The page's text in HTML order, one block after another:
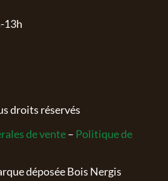
13h
droits réservés
de vente– Politique de
déposée Bois Nergis